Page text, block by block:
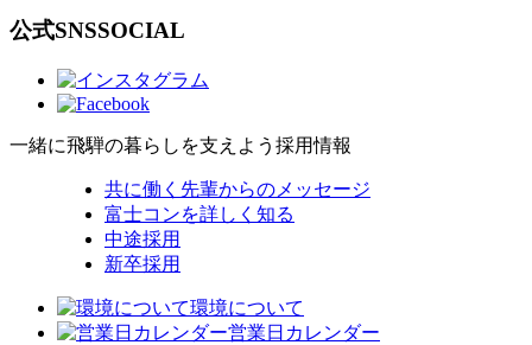
公式SNSSOCIAL
一緒に飛騨の暮らしを支えよう 採用情報
共に働く先輩からのメッセージ
富士コンを詳しく知る
中途採用
新卒採用
環境について
営業日カレンダー